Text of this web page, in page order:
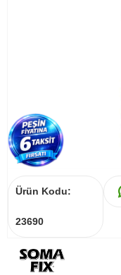
Ürün Kodu:
23690